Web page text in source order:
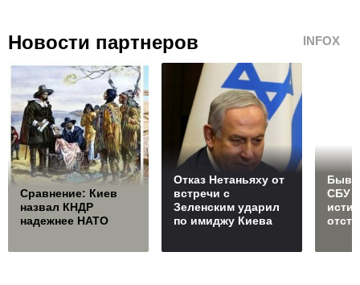
Новости партнеров INFOX
Сравнение: Киев
назвал КНДР
надежнее НАТО
Отказ Нетаньяху от
встречи с
Зеленским ударил
по имиджу Киева
СБУ